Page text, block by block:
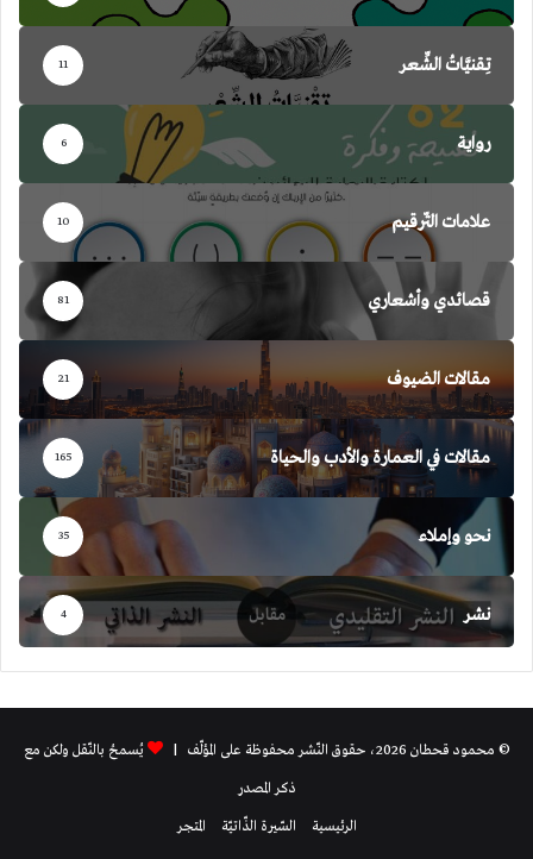
تِقنيَّاتُ الشِّعر 11
رواية 6
علامات التّرقيم 10
قصائدي وأشعاري 81
مقالات الضيوف 21
مقالات في العمارة والأدب والحياة 165
نحو وإملاء 35
نشر 4
© محمود قحطان 2026، حقوق النّشر محفوظة على المؤلّف |
يُسمحُ بالنّقل ولكن مع
ذكر المصدر
الرئيسية
السّيرة الذّاتيّة المتجر